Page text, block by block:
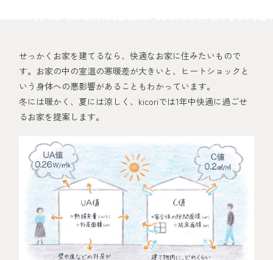
せっかくお家を建てるなら、快適なお家に住みたいもので
す。お家の中の室温の寒暖差が大きいと、ヒートショックと
いう身体への悪影響があることもわかっています。
冬には暖かく、夏には涼しく、kicoriでは1年中快適に過ごせ
るお家を提案します。